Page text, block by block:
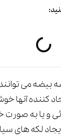
بیضه می
کننده آنها
و یا به
لکه های